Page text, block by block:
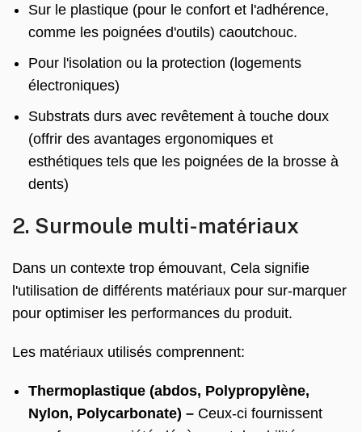
Sur le plastique (pour le confort et l'adhérence,
comme les poignées d'outils) caoutchouc.
Pour l'isolation ou la protection (logements
électroniques)
Substrats durs avec revêtement à touche doux
(offrir des avantages ergonomiques et
esthétiques tels que les poignées de la brosse à
dents)
2. Surmoule multi-matériaux
Dans un contexte trop émouvant, Cela signifie
l'utilisation de différents matériaux pour sur-marquer
pour optimiser les performances du produit.
Les matériaux utilisés comprennent:
Thermoplastique (abdos, Polypropylène,
Nylon, Polycarbonate) – Ceux-ci fournissent